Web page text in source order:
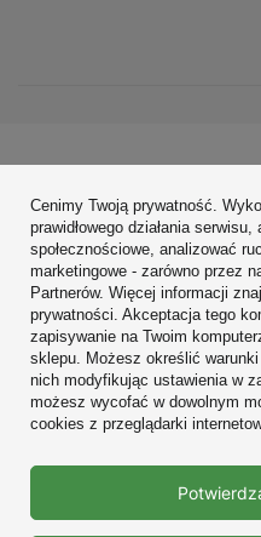
Konto
Regulaminy
Zobacz również
W sklepie
Cenimy Twoją prywatność.
prawidłowego działania
społecznościowe, analizować
marketingowe - zarówno przez
Partnerów. Więcej informacji
prywatności. Akceptacja tego
zapisywanie na Twoim
sklepu. Możesz określić
nich modyfikując ustawienia w
możesz wycofać w dowolnym
cookies z przeglądarki